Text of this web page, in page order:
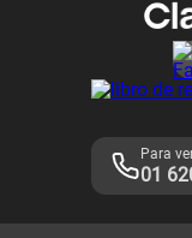
Adquirientes iPhone 6,
Mensaje de Seguridad
Términos y
Libro de
Para
01